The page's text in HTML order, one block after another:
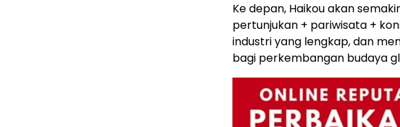
Ke depan, Haikou akan
pertunjukan + pariwisata +
industri yang lengkap, dan
bagi perkembangan budaya